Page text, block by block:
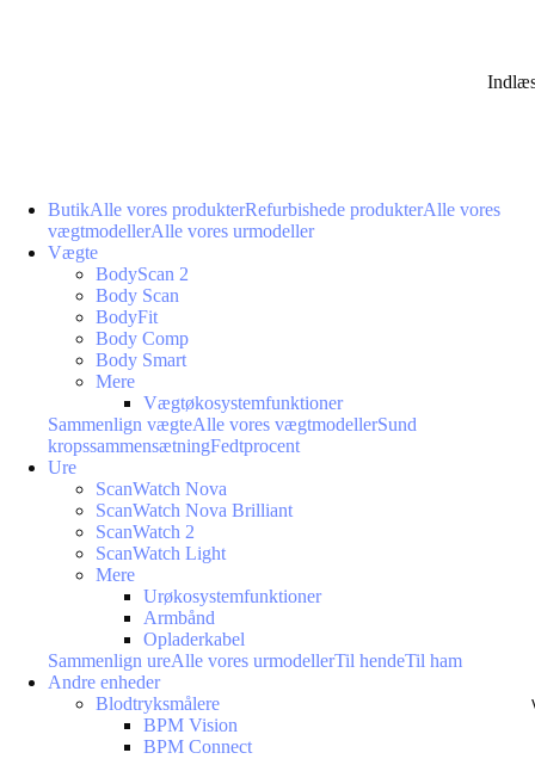
ButikAlle vores produkterRefurbishede produkterAlle vores
vægtmodellerAlle vores urmodeller
Vægte
BodyScan 2
Body Scan
BodyFit
Body Comp
Body Smart
Mere
Vægtøkosystemfunktioner
Sammenlign vægteAlle vores vægtmodellerSund
kropssammensætningFedtprocent
Ure
ScanWatch Nova
ScanWatch Nova Brilliant
ScanWatch 2
ScanWatch Light
Mere
Urøkosystemfunktioner
Armbånd
Opladerkabel
Sammenlign ureAlle vores urmodellerTil hendeTil ham
Andre enheder
Blodtryksmålere
BPM Vision
BPM Connect